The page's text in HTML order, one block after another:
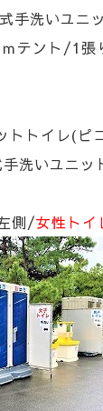
ニット/
テント/1
ットトイレ(
ット ス
側/女性トイ